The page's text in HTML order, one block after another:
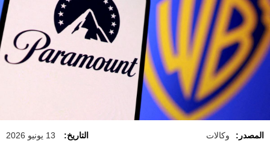
المصدر: وكالات التاريخ: 13 يونيو 2026